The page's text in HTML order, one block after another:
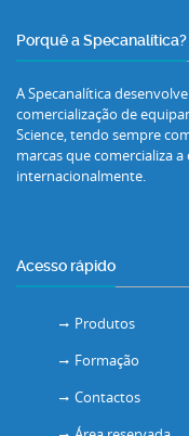
Porquê a Specanalítica?
A Specanalítica
comercialização de
Science, tendo sempre
marcas que comercializa
internacionalmente.
Acesso rápido
Produtos
Formação
Contactos